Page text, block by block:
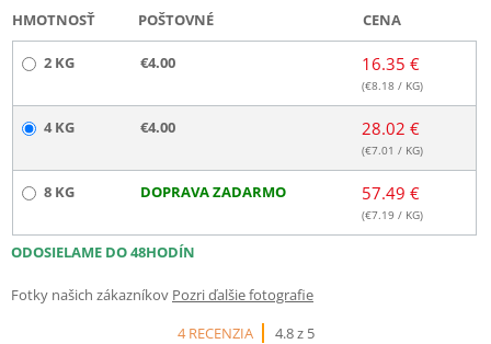
HMOTNOSŤ POŠTOVNÉ CENA
2 KG €4.00 16.35 €
(€8.18 / KG)
4 KG €4.00 28.02 €
(€7.01 / KG)
8 KG DOPRAVA ZADARMO 57.49 €
(€7.19 / KG)
ODOSIELAME DO 48HODÍN
Fotky našich zákazníkov Pozri ďalšie fotografie
4 RECENZIA
4.8 z 5